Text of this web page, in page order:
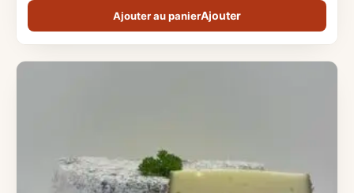
Ajouter au panier